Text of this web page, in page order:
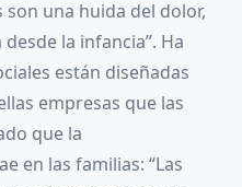
son una huida del dolor,
la infancia”. Ha
están diseñadas
empresas que las
que la
en las familias: “Las